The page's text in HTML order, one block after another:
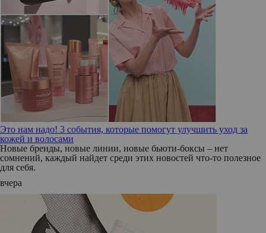
Это нам надо! 3 события, которые помогут улучшить уход за
кожей и волосами
Новые бренды, новые линии, новые бьюти-боксы – нет
сомнений, каждый найдет среди этих новостей что-то полезное
для себя.
вчера